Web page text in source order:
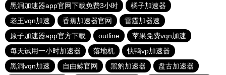
黑洞加速器app官网下载免费3小时
橘子加速器
老王vqn加速
香蕉加速器官网
雷霆加器速
原子加速器app官方下载
outline
苹果免费vqn加速
每天试用一小时加速器
落地机
快鸭vp加速器
黑洞vqn加速
自由鲸官网 黑豹加速器 盘古加速器